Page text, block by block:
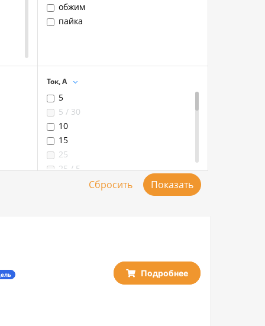
обжим
пайка
Ток, А
5
5 / 30
10
15
25
25 / 5
Подробнее